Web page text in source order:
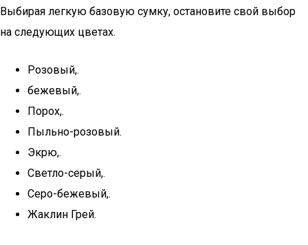
Выбирая легкую базовую сумку, остановите свой выбор
на следующих цветах.
Розовый,.
бежевый,.
Порох,.
Пыльно-розовый.
Экрю,.
Светло-серый,.
Серо-бежевый,.
Жаклин Грей.